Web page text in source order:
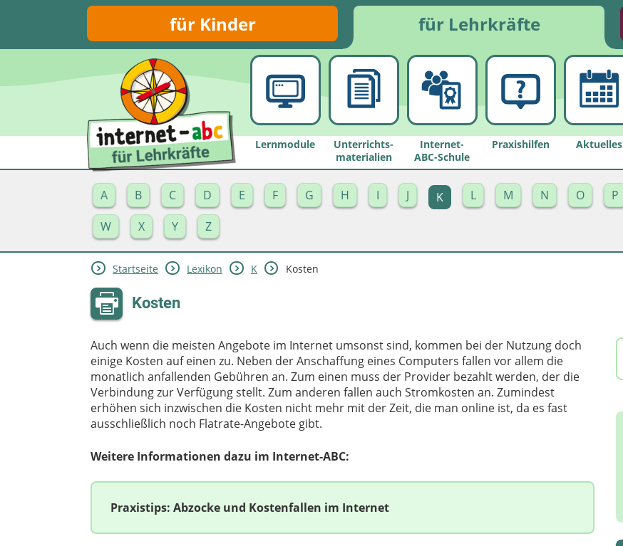
für Kinder für Lehrkräfte
Lernmodule
Unterrichts­
materialien
Internet-
ABC-Schule
Praxishilfen Aktuelles
A B C D E F G H I J K L M N O P
W
X Y Z
Startseite Lexikon K Kosten
Kosten
Auch wenn die meisten Angebote im Internet umsonst sind, kommen bei der Nutzung doch
einige Kosten auf einen zu. Neben der Anschaffung eines Computers fallen vor allem die
monatlich anfallenden Gebühren an. Zum einen muss der Provider bezahlt werden, der die
Verbindung zur Verfügung stellt. Zum anderen fallen auch Stromkosten an. Zumindest
erhöhen sich inzwischen die Kosten nicht mehr mit der Zeit, die man online ist, da es fast
ausschließlich noch Flatrate-Angebote gibt.
Weitere Informationen dazu im Internet-ABC:
Praxistips: Abzocke und Kostenfallen im Internet